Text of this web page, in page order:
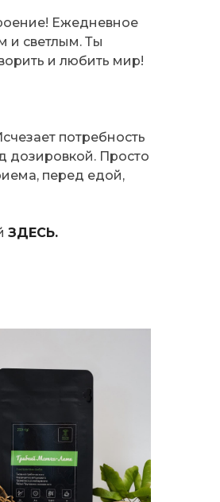
Ежедневное
и светлым. Ты
и любить мир!
потребность
дозировкой. Просто
перед едой,
ЗДЕСЬ.